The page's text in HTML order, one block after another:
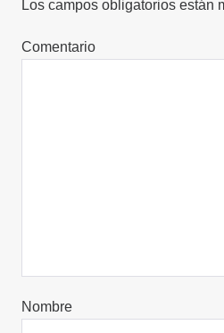
Los campos obligatorios están